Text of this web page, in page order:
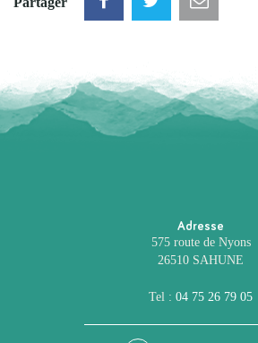
Adresse
575 route de Nyons
26510 SAHUNE
Tel : 04 75 26 79 05